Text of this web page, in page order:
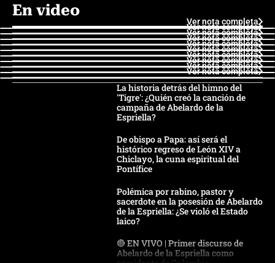
En video
Ver nota completa
Ver nota completa
Ver nota completa
Ver nota completa
Ver nota completa
Ver nota completa
Ver nota completa
Ver nota completa
Ver nota completa
Ver nota completa
La historia detrás del himno del
'Tigre': ¿Quién creó la canción de
campaña de Abelardo de la
Espriella?
De obispo a Papa: así será el
histórico regreso de León XIV a
Chiclayo, la cuna espiritual del
Pontífice
Polémica por rabino, pastor y
sacerdote en la posesión de Abelardo
de la Espriella: ¿Se violó el Estado
laico?
🔴 EN VIVO | Primer discurso de
Abelardo de la Espriella como